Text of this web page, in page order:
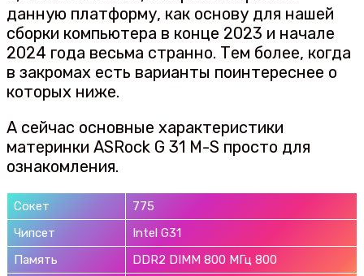
данную платформу, как основу для нашей
сборки компьютера в конце 2023 и начале
2024 года весьма странно. Тем более, когда
в закромах есть варианты поинтереснее о
которых ниже.
А сейчас основные характеристики
материнки ASRock G 31 M-S просто для
ознакомления.
Сокет
775
Чипсет
Intel G31
Память
DDR2 DIMM 800 МГц 800